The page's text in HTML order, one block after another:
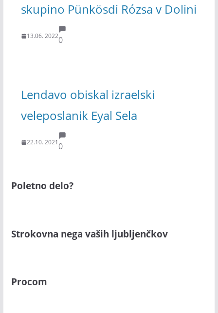
skupino Pünkösdi Rózsa v Dolini
13.06. 20220
Lendavo obiskal izraelski
veleposlanik Eyal Sela
22.10. 20210
Poletno delo?
Strokovna nega vaših ljubljenčkov
Procom